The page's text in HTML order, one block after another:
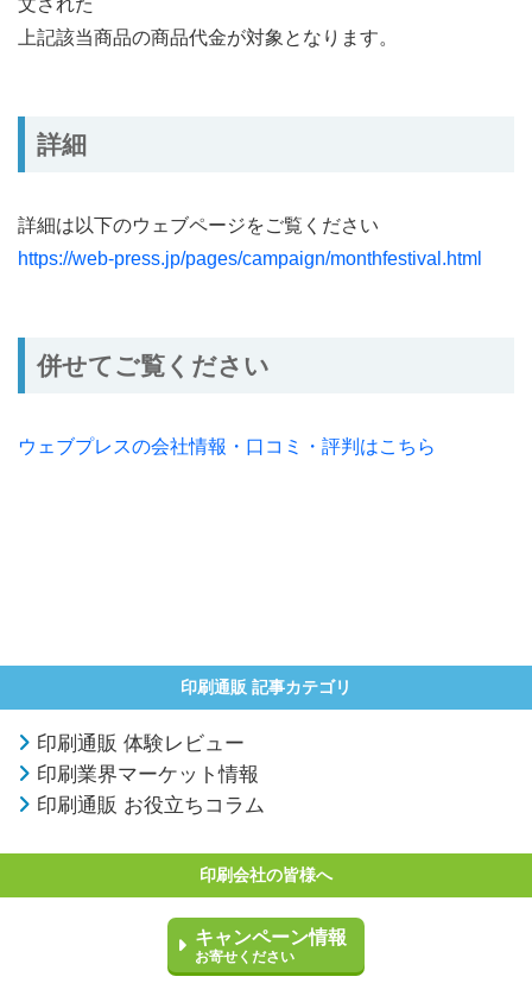
文された
上記該当商品の商品代金が対象となります。
詳細
詳細は以下のウェブページをご覧ください
https://web-press.jp/pages/campaign/monthfestival.html
併せてご覧ください
ウェブプレスの会社情報・口コミ・評判はこちら
印刷通販 記事カテゴリ
印刷通販 体験レビュー
印刷業界マーケット情報
印刷通販 お役立ちコラム
印刷会社の皆様へ
キャンペーン情報
お寄せください